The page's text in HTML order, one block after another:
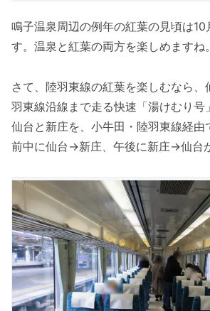
鳴子温泉周辺の例年の紅葉の見頃は10
す。温泉と紅葉の両方を楽しめますね。
さて、陸羽東線の紅葉を楽しむなら、
羽東線沿線まで走る快速「湯けむり号
仙台と新庄を、小牛田・陸羽東線経由
前中に仙台→新庄、午後に新庄→仙台